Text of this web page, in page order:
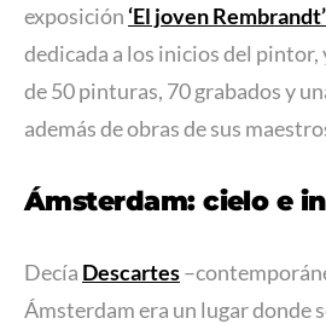
exposición ‘El joven Rembrandt’
dedicada a los inicios del pintor,
de 50 pinturas, 70 grabados y
además de obras de sus
Ámsterdam: cielo e
Decía Descartes
Ámsterdam era un lugar donde